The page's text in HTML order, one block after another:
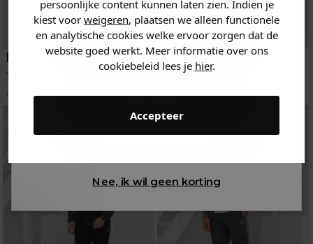
persoonlijke content kunnen laten zien. Indien je
kiest voor weigeren, plaatsen we alleen functionele
en analytische cookies welke ervoor zorgen dat de
website goed werkt. Meer informatie over ons
cookiebeleid lees je hier.
Accepteer
Reprimo
Trainingspak
155.96194.95 -20%
Reprimo
Trainingspak
155.96194.95 -20%
Heren kleding
Dames kleding
Kids kleding
Nee, ik wil geen korting